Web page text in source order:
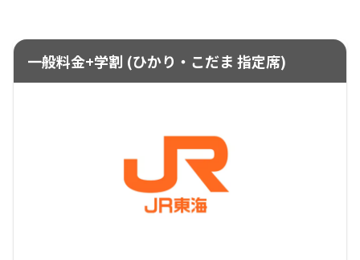
一般料金+学割 (ひかり・こだま 指定席)